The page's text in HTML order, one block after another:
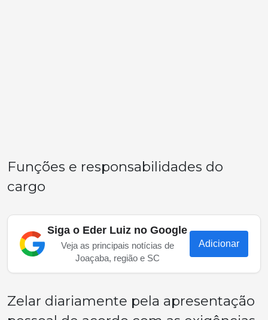
Funções e responsabilidades do
cargo
Siga o Eder Luiz no Google
Veja as principais notícias de
Joaçaba, região e SC
Adicionar
Zelar diariamente pela apresentação